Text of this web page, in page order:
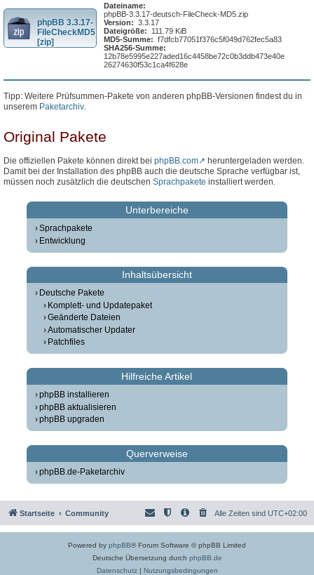
phpBB 3.3.17-
FileCheckMD5
[zip]
Dateiname:
phpBB-3.3.17-deutsch-FileCheck-MD5.zip
Version: 3.3.17
Dateigröße:
111.79 KiB
MD5-Summe: f7dfcb77051f376c5f049d762fec5a83
SHA256-Summe:
12b78e5995e227aded16c4458be72c0b3ddb473e40e
26274630f53c1ca4f628e
Tipp: Weitere Prüfsummen-Pakete von anderen phpBB-Versionen findest du in
unserem Paketarchiv.
Original Pakete
Die offiziellen Pakete können direkt bei phpBB.com
heruntergeladen werden.
Damit bei der Installation des phpBB auch die deutsche Sprache verfügbar ist,
müssen noch zusätzlich die deutschen Sprachpakete installiert werden.
Unterbereiche
Sprachpakete
Entwicklung
Inhaltsübersicht
Deutsche Pakete
Komplett- und Updatepaket
Geänderte Dateien
Automatischer Updater
Patchfiles
Hilfreiche Artikel
phpBB installieren
phpBB aktualisieren
phpBB upgraden
Querverweise
phpBB.de-Paketarchiv
Startseite Community Alle Zeiten sind UTC+02:00
Powered by phpBB® Forum Software © phpBB Limited
Deutsche Übersetzung durch phpBB.de
Datenschutz| Nutzungsbedingungen